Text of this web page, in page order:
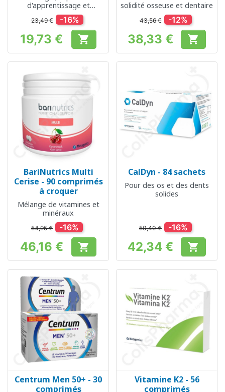
d'apprentissage et
croissance
23,49 € -16%
Prix
19,73 € 
solidité osseuse et dentaire
43,56 € -12%
Prix
38,33 € 
BariNutrics Multi
Cerise - 90 comprimés
à croquer
Mélange de vitamines et
minéraux
54,95 € -16%
Prix
46,16 € 
CalDyn - 84 sachets
Pour des os et des dents
solides
50,40 € -16%
Prix
42,34 € 
Centrum Men 50+ - 30
comprimés
Vitamine K2 - 56
comprimés